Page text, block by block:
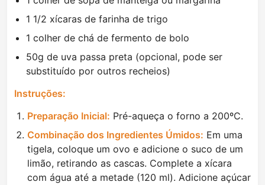
1 1/2 xícaras de farinha de trigo
1 colher de chá de fermento de bolo
50g de uva passa preta (opcional, pode ser
substituído por outros recheios)
Instruções:
Preparação Inicial: Pré-aqueça o forno a 200ºC.
Combinação dos Ingredientes Úmidos: Em uma
tigela, coloque um ovo e adicione o suco de um
limão, retirando as cascas. Complete a xícara
com água até a metade (120 ml). Adicione açúcar